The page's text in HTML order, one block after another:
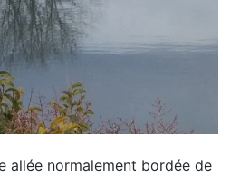
allée normalement bordée de